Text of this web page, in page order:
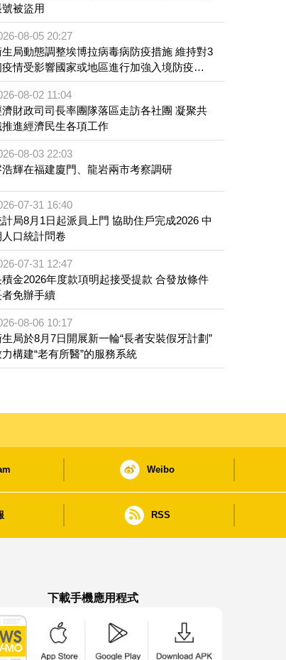
號被盜用
08-05 20:27
生局動態調整埃博拉病毒病防疫措施 維持對3
疫情受影響國家或地區進行加強入境防疫措
08-02 11:04
濟財政司司長率團隊落區走訪各社團 凝聚共
推進經濟民生各項工作
08-03 22:03
浩輝在福建廈門、龍岩兩市考察調研
07-31 16:40
局8月1日起派員上門 協助住戶完成2026 中
人口統計問卷
07-31 12:47
金2026年度款項明起接受提款 合發放條件
者免辦手續
08-06 10:17
生局於8月7日開展新一輪“長者安裝假牙計劃”
構建“老有所醫”的服務系統
Weibo
RSS
下載手機應用程式